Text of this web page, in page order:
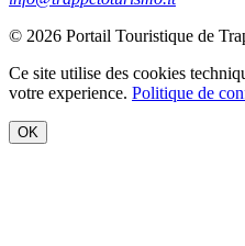
© 2026 Portail Touristique de
Ce site utilise des cookies
votre experience. Politique de
OK